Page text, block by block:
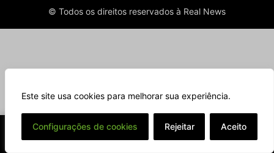
Este site usa cookies para melhorar sua experiência.
Configurações de cookies Rejeitar Aceito
© Todos os direitos reservados à Real News